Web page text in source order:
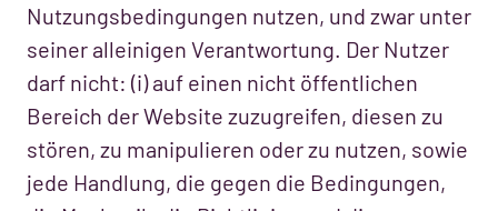
Nutzungsbedingungen nutzen, und zwar unter
seiner alleinigen Verantwortung. Der Nutzer
darf nicht: (i) auf einen nicht öffentlichen
Bereich der Website zuzugreifen, diesen zu
stören, zu manipulieren oder zu nutzen, sowie
jede Handlung, die gegen die Bedingungen,